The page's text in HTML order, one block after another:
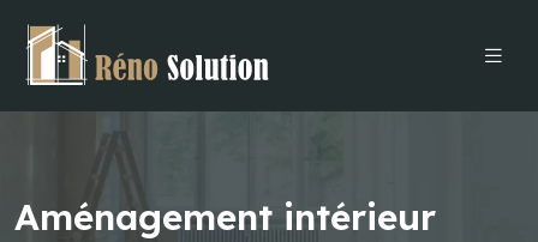
Aménagement intérieur